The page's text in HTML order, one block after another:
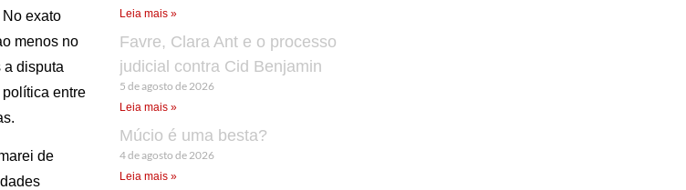
exato
menos no
a disputa
entre
de
Leia mais »
Favre, Clara Ant e o processo
judicial contra Cid Benjamin
5 de agosto de 2026
Leia mais »
Múcio é uma besta?
4 de agosto de 2026
Leia mais »